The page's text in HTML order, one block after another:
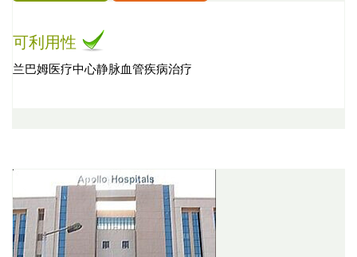
可利用性
兰巴姆医疗中心静脉血管疾病治疗